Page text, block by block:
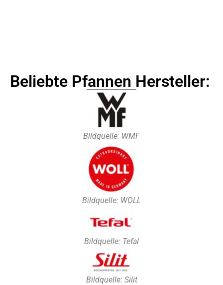
Beliebte Pfannen Hersteller:
Bildquelle: WMF
Bildquelle: WOLL
Bildquelle: Tefal
Bildquelle: Silit